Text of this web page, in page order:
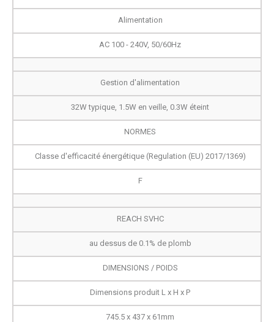
Alimentation
AC 100 - 240V, 50/60Hz
Gestion d'alimentation
32W typique, 1.5W en veille, 0.3W éteint
NORMES
Classe d'efficacité énergétique (Regulation (EU) 2017/1369)
F
REACH SVHC
au dessus de 0.1% de plomb
DIMENSIONS / POIDS
Dimensions produit L x H x P
745.5 x 437 x 61mm